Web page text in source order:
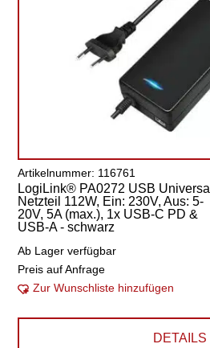
Artikelnummer: 116761
LogiLink® PA0272 USB Universal
Netzteil 112W, Ein: 230V, Aus: 5-
20V, 5A (max.), 1x USB-C PD &
USB-A - schwarz
Ab Lager verfügbar
Preis auf Anfrage
Zur Wunschliste hinzufügen
DETAILS